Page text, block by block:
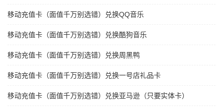
移动充值卡（面值千万别选错）兑换QQ音乐
移动充值卡（面值千万别选错）兑换酷狗音乐
移动充值卡（面值千万别选错）兑换周黑鸭
移动充值卡（面值千万别选错）兑换一号店礼品卡
移动充值卡（面值千万别选错）兑换亚马逊（只要实体卡）